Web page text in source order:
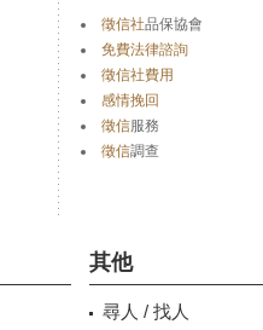
徵信社品保協會
免費法律諮詢
徵信社費用
感情挽回
徵信服務
徵信調查
其他
尋人 / 找人